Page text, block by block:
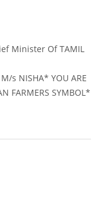
Minister Of TAMIL
s NISHA* YOU ARE
FARMERS SYMBOL*